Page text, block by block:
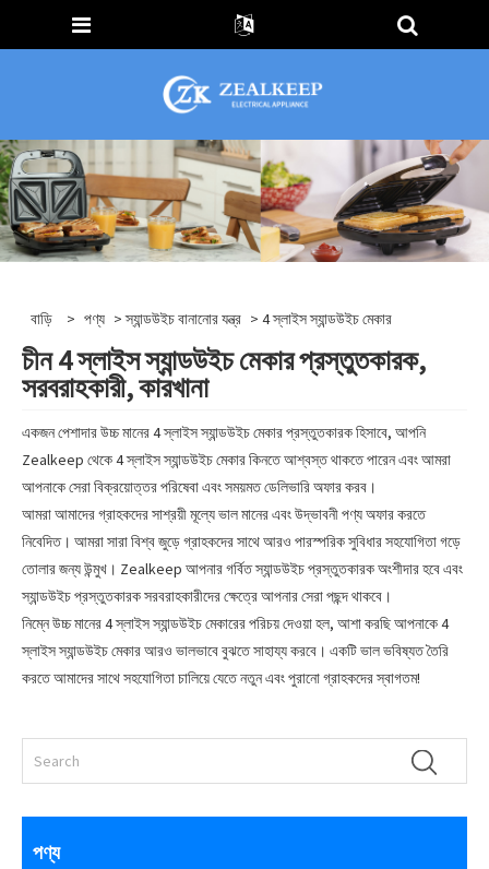
বাড়ি > পণ্য >স্যান্ডউইচ বানানোর যন্ত্র > 4 স্লাইস স্যান্ডউইচ মেকার
চীন 4 স্লাইস স্যান্ডউইচ মেকার প্রস্তুতকারক,
সরবরাহকারী, কারখানা
একজন পেশাদার উচ্চ মানের 4 স্লাইস স্যান্ডউইচ মেকার প্রস্তুতকারক হিসাবে, আপনি
Zealkeep থেকে 4 স্লাইস স্যান্ডউইচ মেকার কিনতে আশ্বস্ত থাকতে পারেন এবং আমরা
আপনাকে সেরা বিক্রয়োত্তর পরিষেবা এবং সময়মত ডেলিভারি অফার করব।
আমরা আমাদের গ্রাহকদের সাশ্রয়ী মূল্যে ভাল মানের এবং উদ্ভাবনী পণ্য অফার করতে
নিবেদিত। আমরা সারা বিশ্ব জুড়ে গ্রাহকদের সাথে আরও পারস্পরিক সুবিধার সহযোগিতা গড়ে
তোলার জন্য উন্মুখ। Zealkeep আপনার গর্বিত স্যান্ডউইচ প্রস্তুতকারক অংশীদার হবে এবং
স্যান্ডউইচ প্রস্তুতকারক সরবরাহকারীদের ক্ষেত্রে আপনার সেরা পছন্দ থাকবে।
নিম্নে উচ্চ মানের 4 স্লাইস স্যান্ডউইচ মেকারের পরিচয় দেওয়া হল, আশা করছি আপনাকে 4
স্লাইস স্যান্ডউইচ মেকার আরও ভালভাবে বুঝতে সাহায্য করবে। একটি ভাল ভবিষ্যত তৈরি
করতে আমাদের সাথে সহযোগিতা চালিয়ে যেতে নতুন এবং পুরানো গ্রাহকদের স্বাগতম!
পণ্য